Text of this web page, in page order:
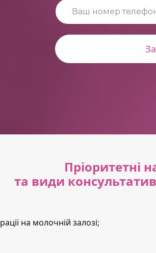
Пріоритетні
та види
на молочній залозі;